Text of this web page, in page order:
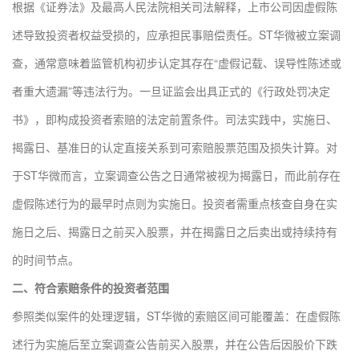
根据《证券法》及最高人民法院相关司法解释，上市公司因虚假陈
述导致投资者权益受损的，应承担民事赔偿责任。ST华微被立案调
查，通常意味着监管机构初步认定其存在“虚假记载、误导性陈述或
者重大遗漏”等违法行为。一旦证监会出具正式的《行政处罚决定
书》，即构成投资者索赔的法定前置条件。司法实践中，实施日、
揭露日、基准日的认定直接关系到可索赔股票范围及损失计算。对
于ST华微而言，立案调查公告之日通常被视为揭露日，而此前存在
虚假陈述行为的最早时点则为实施日。投资者需重点核查自身在实
施日之后、揭露日之前买入股票，并在揭露日之后卖出或持续持有
的时间节点。
二、符合索赔条件的投资者范围
参照类似案件的处理逻辑，ST华微的索赔区间可能覆盖：在虚假陈
述行为实施后至立案调查公告前买入股票，并在公告后因股价下跌